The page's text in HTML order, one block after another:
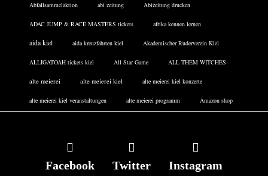
Abfallsammelaktion abi zeitung Abizeitung drucken
ADAC JUMP & RACE MASTERS tickets afrika kennen lernen
aida kiel aida kreuzfahrten kiel Akademischer Ruderverein Kiel
ALLIGATOAH tickets kiel All Star Game ALL THEM WITCHES
alte meierei alte meierei kiel alte meierei kiel konzerte
alte meierei kiel veranstaltungen alte meierei programm Amazon shop
Facebook Twitter Instagram